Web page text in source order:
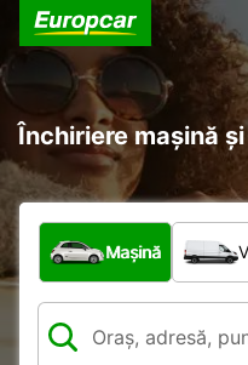
Închiriere mașină
Ce tip de vehicul?
Mașină